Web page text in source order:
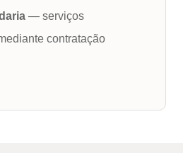
— serviços
contratação